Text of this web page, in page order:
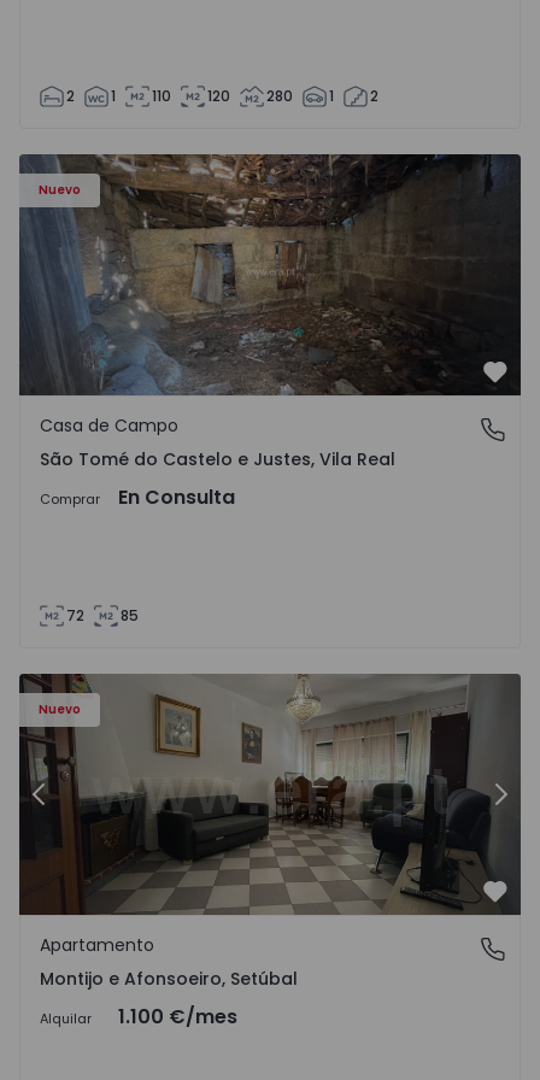
2 1 110 120 280 1 2
Nuevo
Casa Vila Real, São Tomé do Castelo e Justes - 1575189 - 1
São Tomé do Castelo e Justes, Vila Real
Casa de Campo
São Tomé do Castelo e Justes, Vila Real
Comprar En Consulta
72 85
Nuevo
- 1
Apartamento T2 Montijo, Montijo e Afonsoeiro -
Anterior
Montijo e Afonsoeiro, Setúbal
Apartamento
Montijo e Afonsoeiro, Setúbal
Alquilar 1.100 €/mes